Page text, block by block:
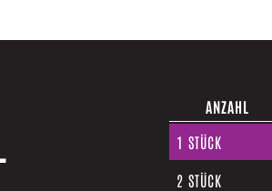
ANZAHL
1 STÜCK
2 STÜCK